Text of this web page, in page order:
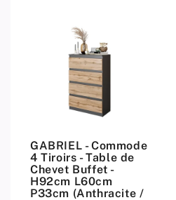
GABRIEL - Commode
4 Tiroirs - Table de
Chevet Buffet -
H92cm L60cm
P33cm (Anthracite /